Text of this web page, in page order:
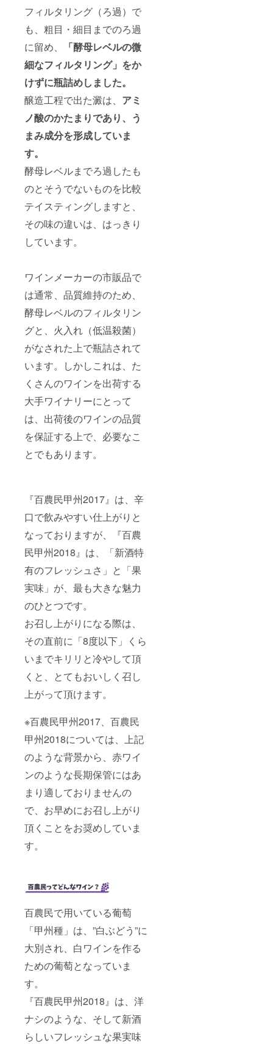
フィルタリング（ろ過）で
も、粗目・細目までのろ過
に留め、
「酵母レベルの微
細なフィルタリング」 をか
けずに瓶詰めしました。
醸造工程で出た澱は、 アミ
ノ酸のかたまりであり、う
まみ成分を形成していま
す。
酵母レベルまでろ過したも
のとそうでないものを比較
テイスティングしますと、
その味の違いは、はっきり
しています。
ワインメーカーの市販品で
は通常、品質維持のため、
酵母レベルのフィルタリン
グと、火入れ（低温殺菌）
がなされた上で瓶詰されて
います。しかしこれは、た
くさんのワインを出荷する
大手ワイナリーにとって
は、出荷後のワインの品質
を保証する上で、必要なこ
とでもあります。
『百農民甲州2017』は、辛
口で飲みやすい仕上がりと
なっておりますが、『百農
民甲州2018』は、「新酒特
有のフレッシュさ」と「果
実味」が、最も大きな魅力
のひとつです。
お召し上がりになる際は、
その直前に「8度以下」くら
いまでキリリと冷やして頂
くと、とてもおいしく召し
上がって頂けます。
※百農民甲州2017、百農民
甲州2018については、上記
のような背景から、赤ワイ
ンのような長期保管にはあ
まり適しておりませんの
で、お早めにお召し上がり
頂くことをお奨めしていま
す。
百農民で用いている葡萄
「甲州種」は、”白ぶどう”に
大別され、白ワインを作る
ための葡萄となっていま
す。
『百農民甲州2018』は、洋
ナシのような、そして新酒
らしいフレッシュな果実味